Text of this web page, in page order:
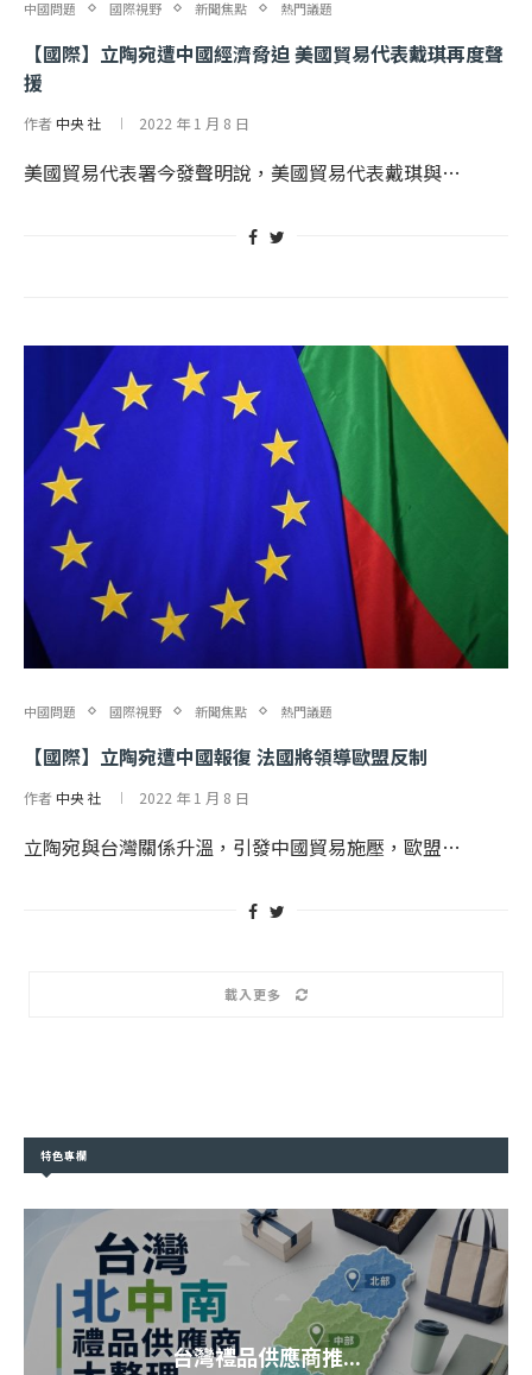
中國問題 國際視野 新聞焦點 熱門議題
【國際】立陶宛遭中國經濟脅迫 美國貿易代表戴琪再度聲
援
作者 中央 社 2022 年 1 月 8 日
美國貿易代表署今發聲明說，美國貿易代表戴琪與…
中國問題 國際視野 新聞焦點 熱門議題
【國際】立陶宛遭中國報復 法國將領導歐盟反制
作者 中央 社 2022 年 1 月 8 日
立陶宛與台灣關係升溫，引發中國貿易施壓，歐盟…
載入更多
特色專欄
台灣禮品供應商推...